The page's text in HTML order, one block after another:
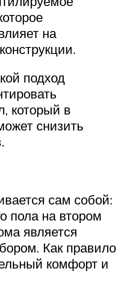
на
подход
который в
снизить
сам собой:
пола на втором
является
Как правило
комфорт и